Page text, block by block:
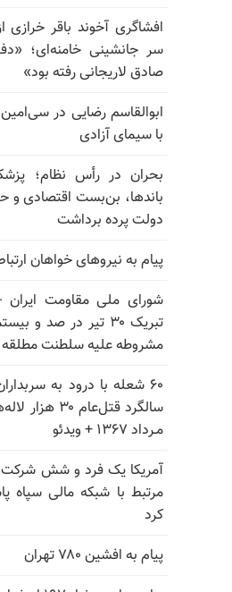
افشاگری آخوند باقر خرازی
سر جانشینی خامنه‌ای؛
صادق لاریجانی رفته بود»
ابوالقاسم رضایی در
با سیمای آزادی
بحران در رأس نظام؛
باندها، بن‌بست اقتصادی و
دولت پرده برداشت
پیام به نیروهای خواهان ارتباط - ۱۷مرداد
شورای ملی مقاومت
تبریک ۳۰ تیر در صد
مشروطه علیه سلطنت مطلقه
۶۰ شعله با درود به
مـرداد ۱۳۶۷ + ویدئو
آمریکا یک فرد و شش شرکت
مرتبط با شبکه مالی سپاه
کرد
پیام به افشین ۷۸۰ تهران